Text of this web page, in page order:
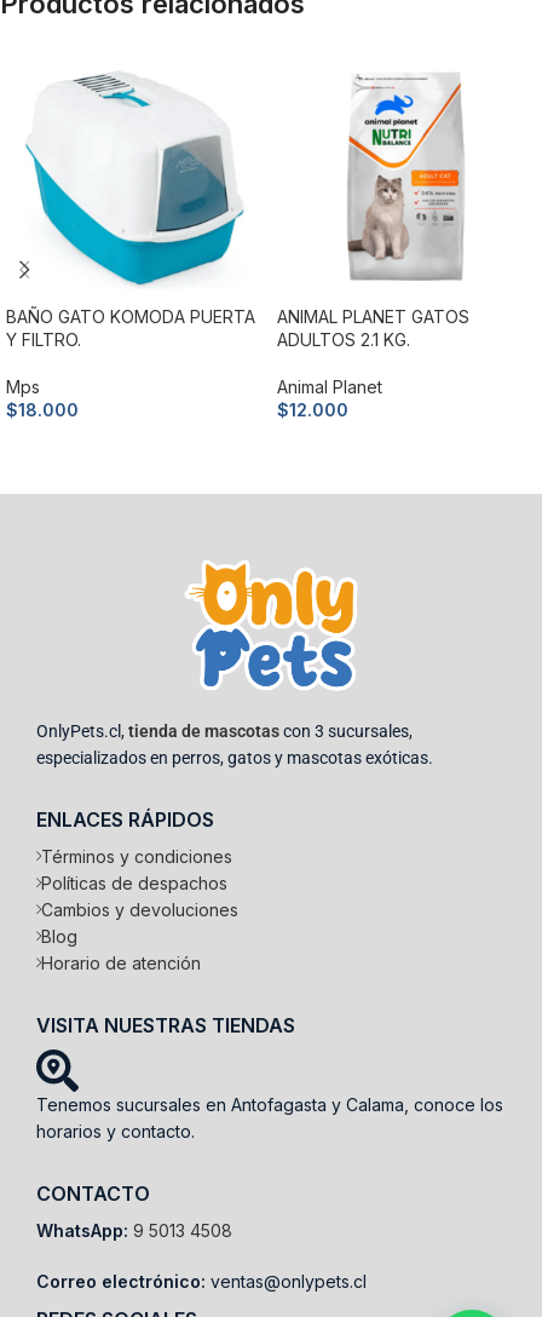
BAÑO GATO KOMODA PUERTA
Y FILTRO.
Mps
$18.000
ANIMAL PLANET GATOS
ADULTOS 2.1 KG.
Animal Planet
$12.000
OnlyPets.cl,tienda de mascotascon 3 sucursales,
especializados en perros, gatos y mascotas exóticas.
ENLACES RÁPIDOS
Términos y condiciones
Políticas de despachos
Cambios y devoluciones
Blog
Horario de atención
VISITA NUESTRAS TIENDAS
Tenemos sucursales en Antofagasta y Calama, conoce los
horarios y contacto.
CONTACTO
WhatsApp: 9 5013 4508
Correo electrónico: ventas@onlypets.cl